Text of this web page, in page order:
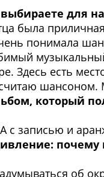
для
была
понимала
Здесь есть
шансоном.
который
А с записью и
об